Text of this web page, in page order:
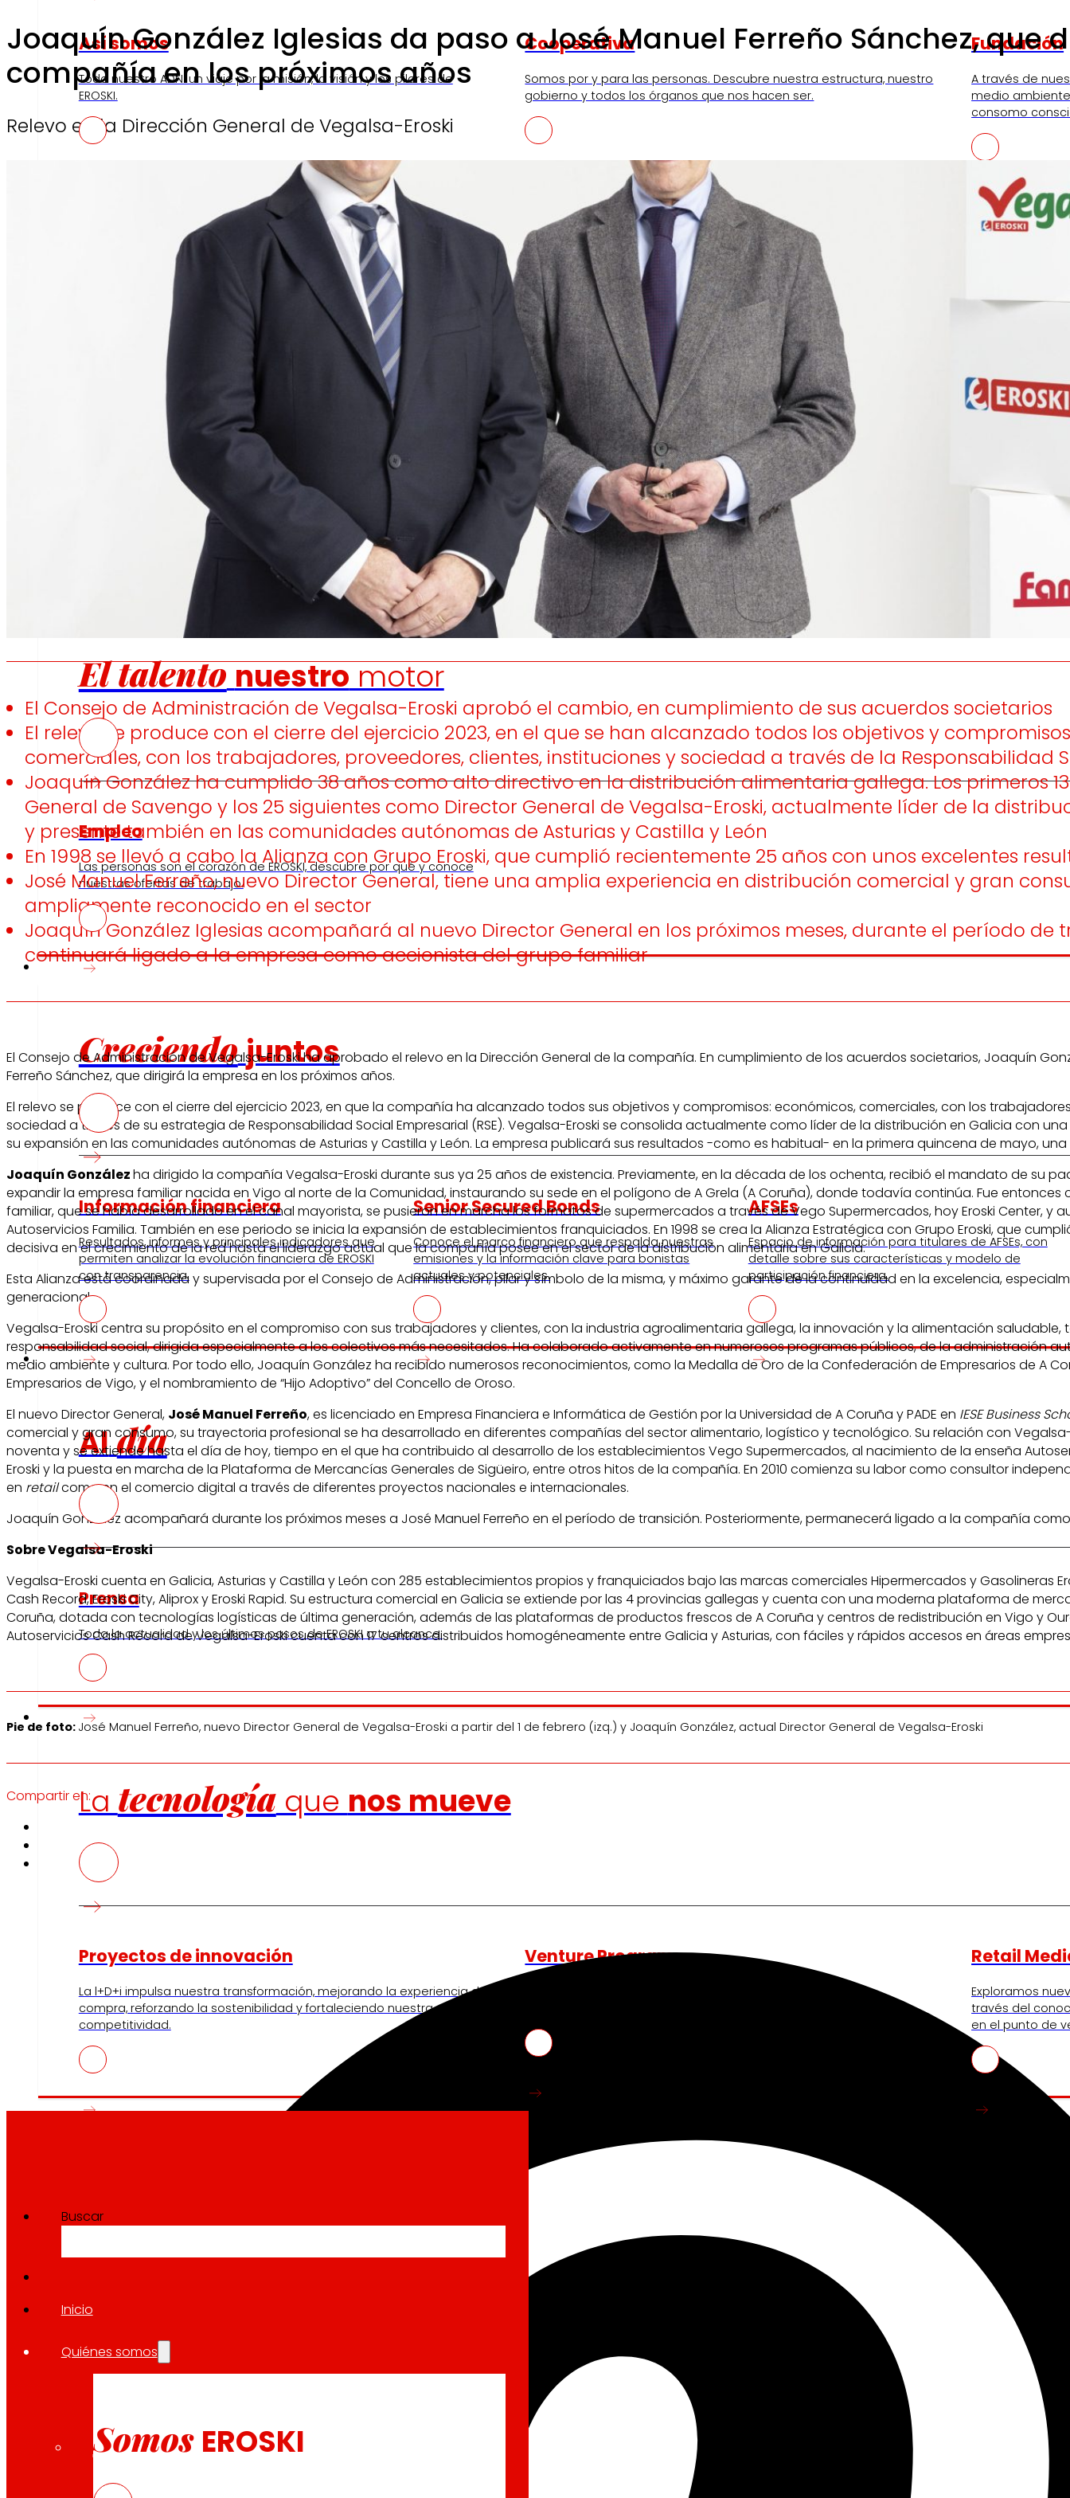
Así somos
Todo nuestro ADN: un viaje por la misión, la visión y los pilares de
EROSKI.
Cooperativa
Somos por y para las personas. Descubre nuestra estructura, nuestro
gobierno y todos los órganos que nos hacen ser.
Fundación
A través de
medio
consomo
CompromisosEROSKI
Fomentamos
la
alimentación saludable.
Generamos riqueza localy
solidaridad
en el entorno.
Promovemosla
satisfacción y el desarrollo
de laspersonas
trabajadoras.
personas
El talento nuestro motor
Empleo
Las personas son el corazón de EROSKI, descubre por qué y conoce
nuestras ofertas de trabajo.
Inversores
Creciendojuntos
Información financiera
Resultados, informes y principales indicadores que
permiten analizar la evolución financiera de EROSKI
con transparencia.
Senior Secured Bonds
Conoce el marco financiero que respalda nuestras
emisiones y la información clave para bonistas
actuales y potenciales.
AFSEs
Espacio de información para titulares de AFSEs, con
detalle sobre sus características y modelo de
participación financiera.
Prensa
Aldía
Prensa
Toda la actualidad y los últimos pasos de EROSKI a tu alcance.
Innovación
La tecnologíaque nos mueve
Proyectos de innovación
La l+D+i impulsa nuestra transformación, mejorando la experiencia de
compra, reforzando la sostenibilidad y fortaleciendo nuestra
competitividad.
Venture Program
De las ideas a la acción, nuestro programa para proyectos
Retail
Exploramos
través del
en el punto de
Buscar
Inicio
Quiénes somos
Somos EROSKI
Joaquín González Iglesias da paso a José Manuel Ferreño Sánchez, que
compañía en los próximos años
Relevo en la Dirección General de Vegalsa-Eroski
El Consejo de Administración de Vegalsa-Eroski aprobó el cambio, en cumplimiento de sus acuerdos societarios
El relevo se produce con el cierre del ejercicio 2023, en el que se han alcanzado todos los objetivos y
comerciales, con los trabajadores, proveedores, clientes, instituciones y sociedad a través de la Responsabilidad
Joaquín González ha cumplido 38 años como alto directivo en la distribución alimentaria gallega. Los primeros
General de Savengo y los 25 siguientes como Director General de Vegalsa-Eroski, actualmente líder de la
y presente también en las comunidades autónomas de Asturias y Castilla y León
En 1998 se llevó a cabo la Alianza con Grupo Eroski, que cumplió recientemente 25 años con unos excelentes
José Manuel Ferreño, nuevo Director General, tiene una amplia experiencia en distribución comercial y gran
ampliamente reconocido en el sector
Joaquín González Iglesias acompañará al nuevo Director General en los próximos meses, durante el período de
continuará ligado a la empresa como accionista del grupo familiar
El Consejo de Administración de Vegalsa-Eroski ha aprobado el relevo en la Dirección General de la compañía. En cumplimiento de los acuerdos societarios, Joaquín
Ferreño Sánchez, que dirigirá la empresa en los próximos años.
El relevo se produce con el cierre del ejercicio 2023, en que la compañía ha alcanzado todos sus objetivos y compromisos: económicos, comerciales, con los
sociedad a través de su estrategia de Responsabilidad Social Empresarial (RSE). Vegalsa-Eroski se consolida actualmente como líder de la distribución en Galicia con
su expansión en las comunidades autónomas de Asturias y Castilla y León. La empresa publicará sus resultados -como es habitual- en la primera quincena de mayo,
Joaquín Gonzálezha dirigido la compañía Vegalsa-Eroski durante sus ya 25 años de existencia. Previamente, en la década de los ochenta, recibió el mandato de su
expandir la empresa familiar nacida en Vigo al norte de la Comunidad, instaurando su sede en el polígono de A Grela (A Coruña), donde todavía continúa. Fue
familiar, que se había desarrollado en el canal mayorista, se pusieron en marcha los formatos de supermercados a través de Vego Supermercados, hoy Eroski Center, y
Autoservicios Familia. También en ese periodo se inicia la expansión de establecimientos franquiciados. En 1998 se crea la Alianza Estratégica con Grupo Eroski, que
decisiva en el crecimiento de la red hasta el liderazgo actual que la compañía posee en el sector de la distribución alimentaria en Galicia.
Esta Alianza está coordinada y supervisada por el Consejo de Administración, pilar y símbolo de la misma, y máximo garante de la continuidad en la excelencia,
generacional.
Vegalsa-Eroski centra su propósito en el compromiso con sus trabajadores y clientes, con la industria agroalimentaria gallega, la innovación y la alimentación
responsabilidad social, dirigida especialmente a los colectivos más necesitados. Ha colaborado activamente en numerosos programas públicos, de la administración
medio ambiente y cultura. Por todo ello, Joaquín González ha recibido numerosos reconocimientos, como la Medalla de Oro de la Confederación de Empresarios de A
Empresarios de Vigo, y el nombramiento de “Hijo Adoptivo” del Concello de Oroso.
El nuevo Director General, José Manuel Ferreño, es licenciado en Empresa Financiera e Informática de Gestión por la Universidad de A Coruña y PADE en IESE Business
comercial y gran consumo, su trayectoria profesional se ha desarrollado en diferentes compañías del sector alimentario, logístico y tecnológico. Su relación con
noventa y se extiende hasta el día de hoy, tiempo en el que ha contribuido al desarrollo de los establecimientos Vego Supermercados, al nacimiento de la enseña
Eroski y la puesta en marcha de la Plataforma de Mercancías Generales de Sigüeiro, entre otros hitos de la compañía. En 2010 comienza su labor como consultor
en retailcomo en el comercio digital a través de diferentes proyectos nacionales e internacionales.
Joaquín González acompañará durante los próximos meses a José Manuel Ferreño en el período de transición. Posteriormente, permanecerá ligado a la compañía
Sobre Vegalsa-Eroski
Vegalsa-Eroski cuenta en Galicia, Asturias y Castilla y León con 285 establecimientos propios y franquiciados bajo las marcas comerciales Hipermercados y Gasolineras
Cash Record, Eroski City, Aliprox y Eroski Rapid. Su estructura comercial en Galicia se extiende por las 4 provincias gallegas y cuenta con una moderna plataforma de
Coruña, dotada con tecnologías logísticas de última generación, además de las plataformas de productos frescos de A Coruña y centros de redistribución en Vigo y
Autoservicios Cash Récord de Vegalsa-Eroski cuenta con 17 centros distribuidos homogéneamente entre Galicia y Asturias, con fáciles y rápidos accesos en áreas
Pie de foto: José Manuel Ferreño, nuevo Director General de Vegalsa-Eroski a partir del 1 de febrero (izq.) y Joaquín González, actual Director General de Vegalsa-Eroski
Compartir en: